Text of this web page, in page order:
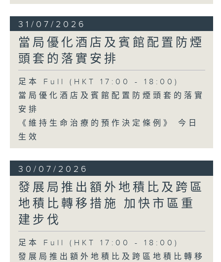
31/07/2026
當局優化酒店及賓館配置防煙
頭套的落實安排
足本 Full (HKT 17:00 - 18:00)
當局優化酒店及賓館配置防煙頭套的落實
安排
《維持生命治療的預作決定條例》 今日
生效
30/07/2026
發展局推出額外地積比及跨區
地積比轉移措施 加快市區重
建步伐
足本 Full (HKT 17:00 - 18:00)
發展局推出額外地積比及跨區地積比轉移